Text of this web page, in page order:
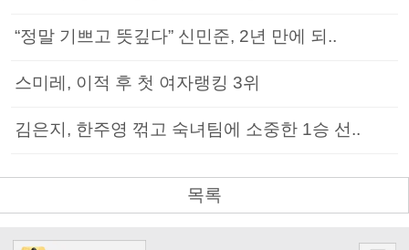
“정말 기쁘고 뜻깊다” 신민준, 2년 만에 되..
스미레, 이적 후 첫 여자랭킹 3위
김은지, 한주영 꺾고 숙녀팀에 소중한 1승 선..
목록